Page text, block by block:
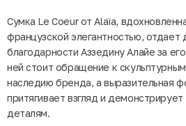
Сумка Le Coeur от Alaïa,
французской элегантностью, отдает
благодарности Аззедину Алайе за
ней стоит обращение к
наследию бренда, а выразительная
притягивает взгляд и
деталям.